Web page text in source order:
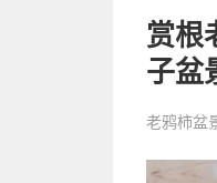
赏根
子盆
老鸦柿盆